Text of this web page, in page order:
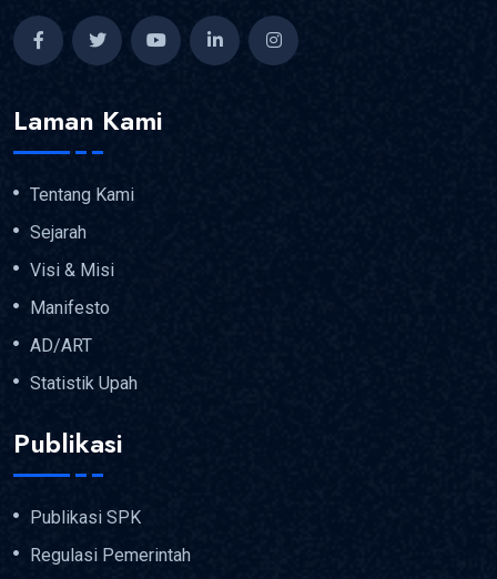
Laman Kami
Tentang Kami
Sejarah
Visi & Misi
Manifesto
AD/ART
Statistik Upah
Publikasi
Publikasi SPK
Regulasi Pemerintah